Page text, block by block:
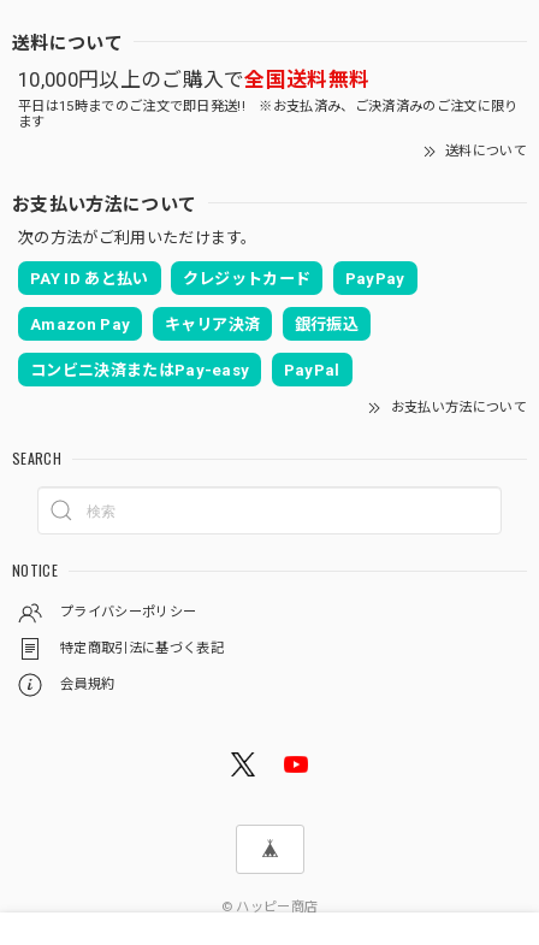
送料について
10,000円以上のご購入で全国送料無料
平日は15時までのご注文で即日発送!! ※お支払済み、ご決済済みのご注文に限り
ます
送料について
お支払い方法について
次の方法がご利用いただけます。
PAY ID あと払い クレジットカード PayPay
Amazon Pay キャリア決済 銀行振込
コンビニ決済またはPay-easy PayPal
お支払い方法について
SEARCH
NOTICE
プライバシーポリシー
特定商取引法に基づく表記
会員規約
© ハッピー商店